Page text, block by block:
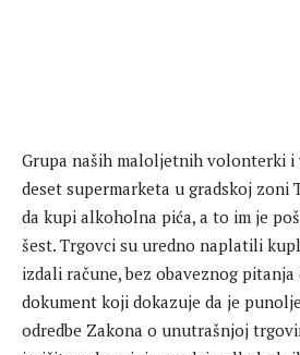
Grupa naših maloljetnih volonterki
deset supermarketa u gradskoj zoni
da kupi alkoholna pića, a to im je
šest. Trgovci su uredno naplatili
izdali račune, bez obaveznog
dokument koji dokazuje da je
odredbe Zakona o unutrašnjoj